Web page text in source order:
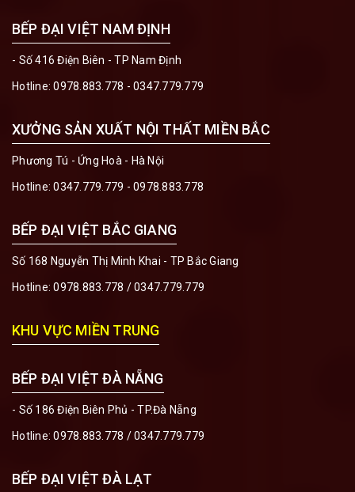
BẾP ĐẠI VIỆT NAM ĐỊNH
- Số 416 Điện Biên - TP Nam Định
Hotline:0978.883.778 - 0347.779.779
XƯỞNG SẢN XUẤT NỘI THẤT MIỀN BẮC
Phương Tú - Ứng Hoà - Hà Nội
Hotline:0347.779.779 - 0978.883.778
BẾP ĐẠI VIỆT BẮC GIANG
Số 168 Nguyễn Thị Minh Khai - TP Bắc Giang
Hotline:0978.883.778 /0347.779.779
KHU VỰC MIỀN TRUNG
BẾP ĐẠI VIỆT ĐÀ NẴNG
- Số 186 Điện Biên Phủ - TP.Đà Nẵng
Hotline:0978.883.778 /0347.779.779
BẾP ĐẠI VIỆT ĐÀ LẠT